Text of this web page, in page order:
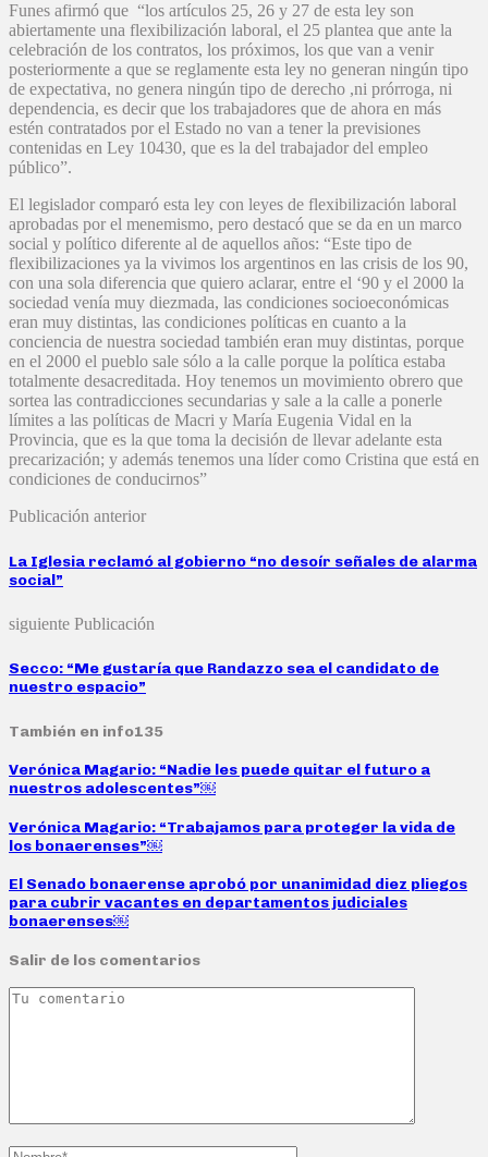
Funes afirmó que “los artículos 25, 26 y 27 de esta ley son
abiertamente una flexibilización laboral, el 25 plantea que ante la
celebración de los contratos, los próximos, los que van a venir
posteriormente a que se reglamente esta ley no generan ningún tipo
de expectativa, no genera ningún tipo de derecho ,ni prórroga, ni
dependencia, es decir que los trabajadores que de ahora en más
estén contratados por el Estado no van a tener la previsiones
contenidas en Ley 10430, que es la del trabajador del empleo
público”.
El legislador comparó esta ley con leyes de flexibilización laboral
aprobadas por el menemismo, pero destacó que se da en un marco
social y político diferente al de aquellos años: “Este tipo de
flexibilizaciones ya la vivimos los argentinos en las crisis de los 90,
con una sola diferencia que quiero aclarar, entre el ‘90 y el 2000 la
sociedad venía muy diezmada, las condiciones socioeconómicas
eran muy distintas, las condiciones políticas en cuanto a la
conciencia de nuestra sociedad también eran muy distintas, porque
en el 2000 el pueblo sale sólo a la calle porque la política estaba
totalmente desacreditada. Hoy tenemos un movimiento obrero que
sortea las contradicciones secundarias y sale a la calle a ponerle
límites a las políticas de Macri y María Eugenia Vidal en la
Provincia, que es la que toma la decisión de llevar adelante esta
precarización; y además tenemos una líder como Cristina que está en
condiciones de conducirnos”
Publicación anterior
La Iglesia reclamó al gobierno “no desoír señales de alarma
social”
siguiente Publicación
Secco: “Me gustaría que Randazzo sea el candidato de
nuestro espacio”
También en info135
Verónica Magario: “Nadie les puede quitar el futuro a
nuestros adolescentes”￼
Verónica Magario: “Trabajamos para proteger la vida de
los bonaerenses”￼
El Senado bonaerense aprobó por unanimidad diez pliegos
para cubrir vacantes en departamentos judiciales
bonaerenses￼
Salir de los comentarios